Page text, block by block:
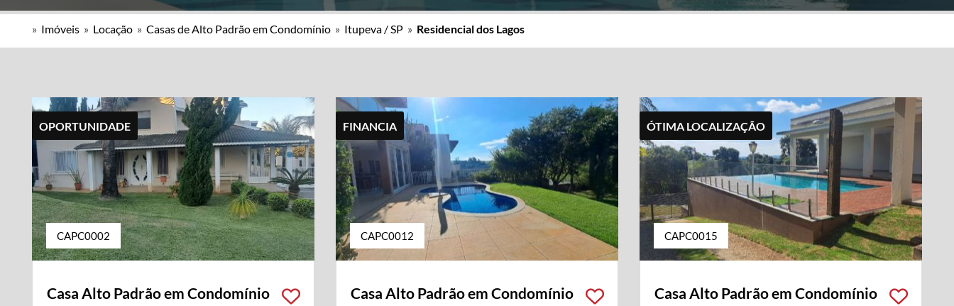
» Imóveis » Locação » Casas de Alto Padrão em Condomínio » Itupeva / SP » Residencial dos Lagos
OPORTUNIDADE
CAPC0002
Casa Alto Padrão em Condomínio
FINANCIA
CAPC0012
Casa Alto Padrão em Condomínio
ÓTIMA LOCALIZAÇÃO
CAPC0015
Casa Alto Padrão em Condomínio